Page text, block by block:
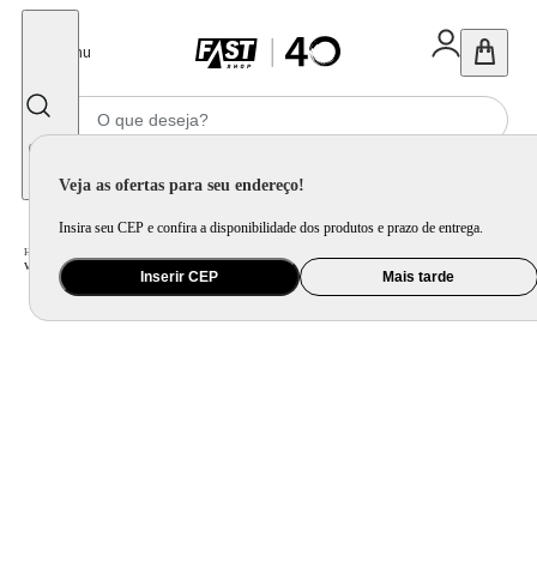
Menu
Veja as ofertas para seu endereço!
Insira seu CEP e confira a disponibilidade dos produtos e prazo de entrega.
Inserir CEP Mais tarde
Home
Ventilador Coluna 40cm Super Turbo Tech Mondial Preto e Prata 140W VTX-40C-8P-CR